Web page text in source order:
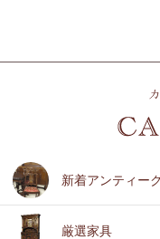
新着アンティー
厳選家具